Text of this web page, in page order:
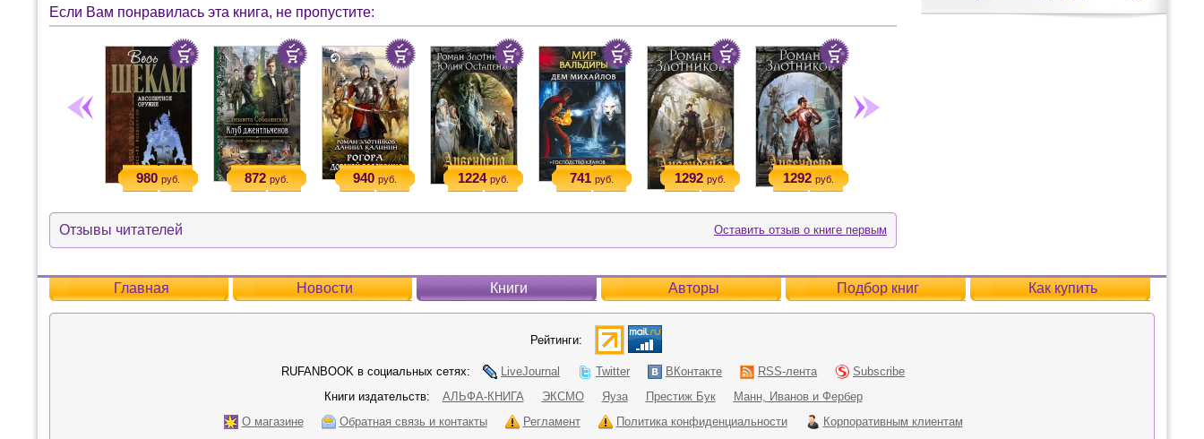
Если Вам понравилась эта книга, не пропустите:
980 руб. 872 руб. 940 руб. 1224 руб. 741 руб. 1292 руб. 1292 руб.
Отзывы читателей Оставить отзыв о книге первым
Главная Новости Книги Авторы Подбор книг Как купить
Рейтинги:
RUFANBOOK в социальных сетях: LiveJournal Twitter ВКонтакте RSS-лента
Subscribe
Книги издательств:
АЛЬФА-КНИГА ЭКСМО Яуза Престиж Бук
Манн, Иванов и Фербер
О магазине
Обратная связь и контакты Регламент Политика конфиденциальности Корпоративным клиентам